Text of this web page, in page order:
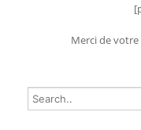
Merci de votre